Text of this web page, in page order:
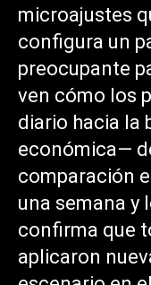
microajustes
configura un
preocupante
ven cómo los
diario hacia la
económica—
comparación
una semana y
confirma que
aplicaron